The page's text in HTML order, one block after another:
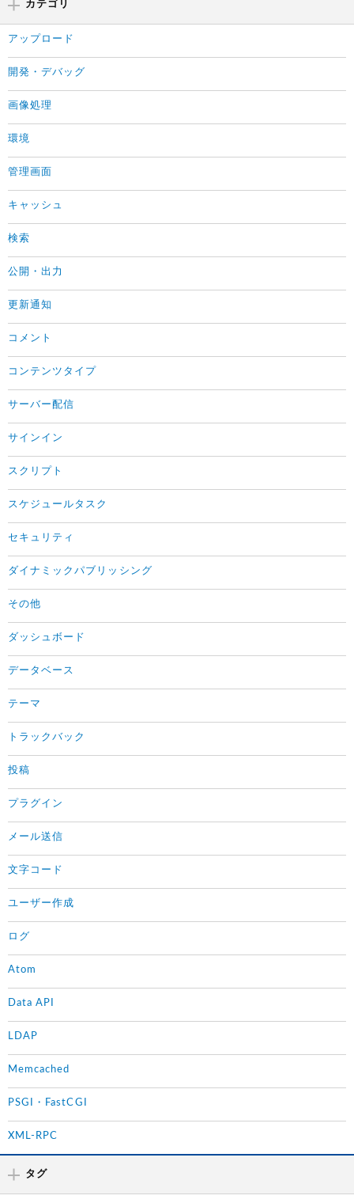
カテゴリ
アップロード
開発・デバッグ
画像処理
環境
管理画面
キャッシュ
検索
公開・出力
更新通知
コメント
コンテンツタイプ
サーバー配信
サインイン
スクリプト
スケジュールタスク
セキュリティ
ダイナミックパブリッシング
その他
ダッシュボード
データベース
テーマ
トラックバック
投稿
プラグイン
メール送信
文字コード
ユーザー作成
ログ
Atom
Data API
LDAP
Memcached
PSGI・FastCGI
XML-RPC
タグ